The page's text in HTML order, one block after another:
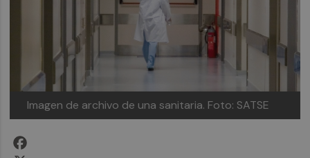
Imagen de archivo de una sanitaria. Foto: SATSE